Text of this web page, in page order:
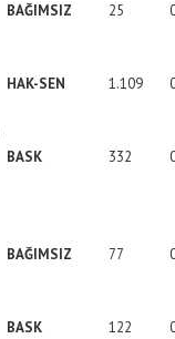
BAĞIMSIZ 25
HAK-SEN 1.109
BASK 332
BAĞIMSIZ 77
BASK 122